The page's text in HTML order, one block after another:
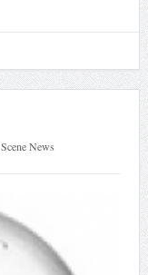
Scene News